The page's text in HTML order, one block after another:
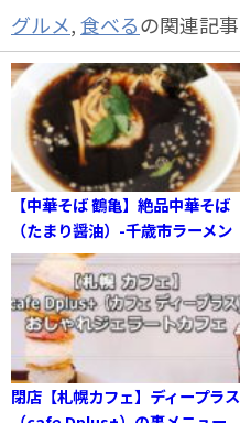
グルメ,食べるの関連記事
【中華そば 鶴亀】絶品中華そば
（たまり醤油）-千歳市ラーメン
閉店【札幌カフェ】ディープラス